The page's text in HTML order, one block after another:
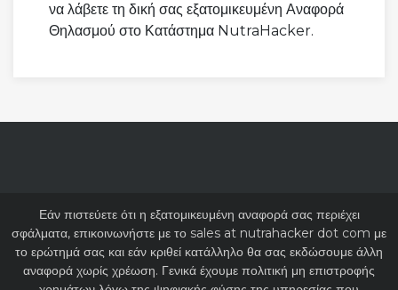
να λάβετε τη δική σας εξατομικευμένη Αναφορά
Θηλασμού στο Κατάστημα NutraHacker.
Εάν πιστεύετε ότι η εξατομικευμένη αναφορά σας περιέχει
σφάλματα, επικοινωνήστε με το sales at nutrahacker dot com με
το ερώτημά σας και εάν κριθεί κατάλληλο θα σας εκδώσουμε άλλη
αναφορά χωρίς χρέωση. Γενικά έχουμε πολιτική μη επιστροφής